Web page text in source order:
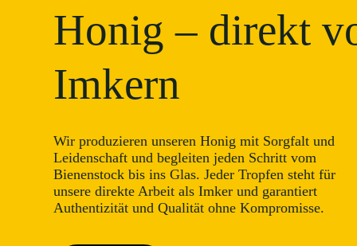
Honig – direkt
Imkern
Wir produzieren unseren Honig mit Sorgfalt und
Leidenschaft und begleiten jeden Schritt vom
Bienenstock bis ins Glas. Jeder Tropfen steht für
unsere direkte Arbeit als Imker und garantiert
Authentizität und Qualität ohne Kompromisse.